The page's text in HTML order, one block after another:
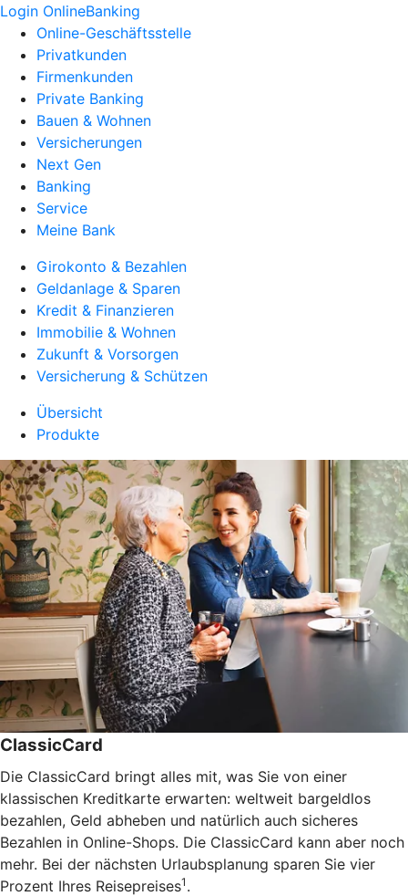
Login OnlineBanking
Online-Geschäftsstelle
Privatkunden
Firmenkunden
Private Banking
Bauen & Wohnen
Versicherungen
Next Gen
Banking
Service
Meine Bank
Girokonto & Bezahlen
Geldanlage & Sparen
Kredit & Finanzieren
Immobilie & Wohnen
Zukunft & Vorsorgen
Versicherung & Schützen
Übersicht
Produkte
ClassicCard
Die ClassicCard bringt alles mit, was Sie von einer
klassischen Kreditkarte erwarten: weltweit bargeldlos
bezahlen, Geld abheben und natürlich auch sicheres
Bezahlen in Online-Shops. Die ClassicCard kann aber noch
mehr. Bei der nächsten Urlaubsplanung sparen Sie vier
Prozent Ihres Reisepreises1 .